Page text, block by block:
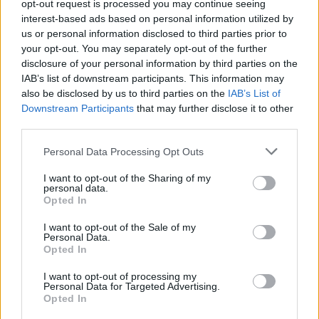
opt-out request is processed you may continue seeing
interest-based ads based on personal information utilized by
us or personal information disclosed to third parties prior to
your opt-out. You may separately opt-out of the further
disclosure of your personal information by third parties on the
IAB’s list of downstream participants. This information may
also be disclosed by us to third parties on the IAB’s List of
Downstream Participants that may further disclose it to other
Personal Data Processing Opt Outs
I want to opt-out of the Sharing of my
personal data.
Opted In
I want to opt-out of the Sale of my
Personal Data.
Opted In
I want to opt-out of processing my
Personal Data for Targeted Advertising.
Opted In